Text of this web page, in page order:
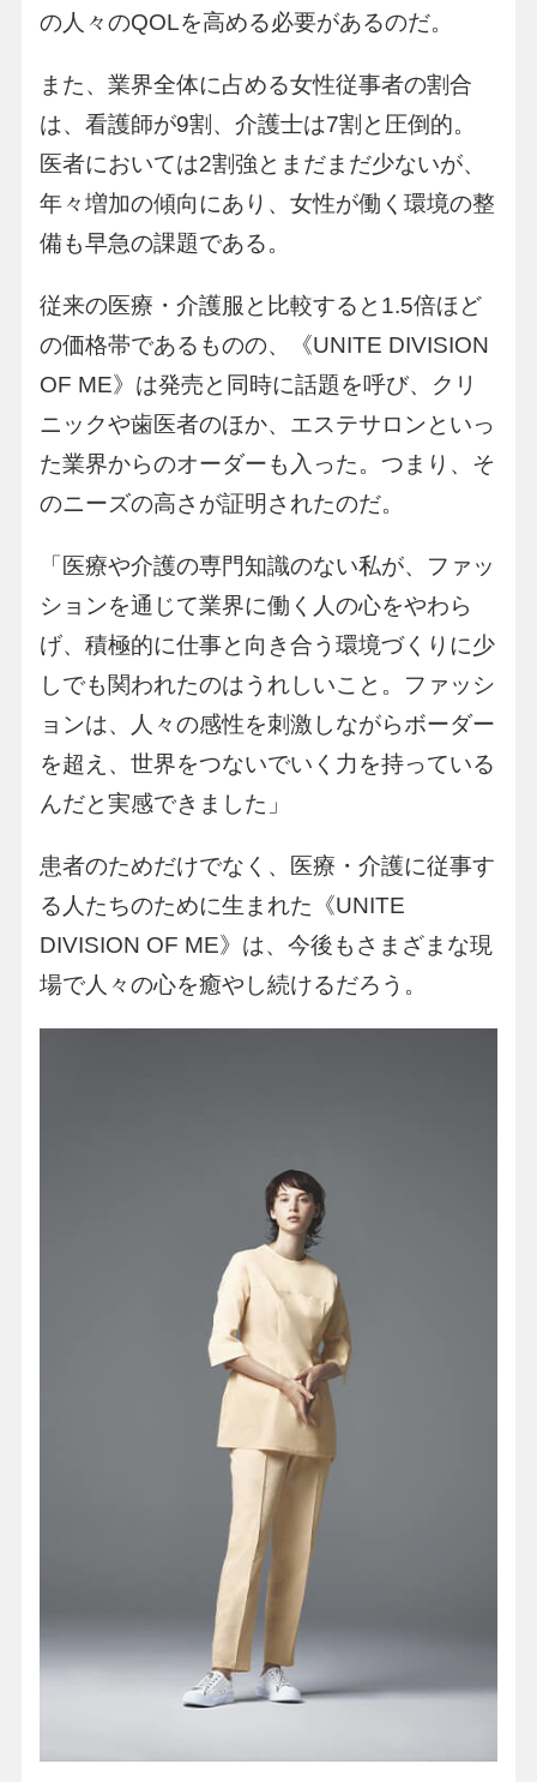
の人々のQOLを高める必要があるのだ。
また、業界全体に占める女性従事者の割合
は、看護師が9割、介護士は7割と圧倒的。
医者においては2割強とまだまだ少ないが、
年々増加の傾向にあり、女性が働く環境の整
備も早急の課題である。
従来の医療・介護服と比較すると1.5倍ほど
の価格帯であるものの、《UNITE DIVISION
OF ME》は発売と同時に話題を呼び、クリ
ニックや歯医者のほか、エステサロンといっ
た業界からのオーダーも入った。つまり、そ
のニーズの高さが証明されたのだ。
「医療や介護の専門知識のない私が、ファッ
ションを通じて業界に働く人の心をやわら
げ、積極的に仕事と向き合う環境づくりに少
しでも関われたのはうれしいこと。ファッシ
ョンは、人々の感性を刺激しながらボーダー
を超え、世界をつないでいく力を持っている
んだと実感できました」
患者のためだけでなく、医療・介護に従事す
る人たちのために生まれた《UNITE
DIVISION OF ME》は、今後もさまざまな現
場で人々の心を癒やし続けるだろう。